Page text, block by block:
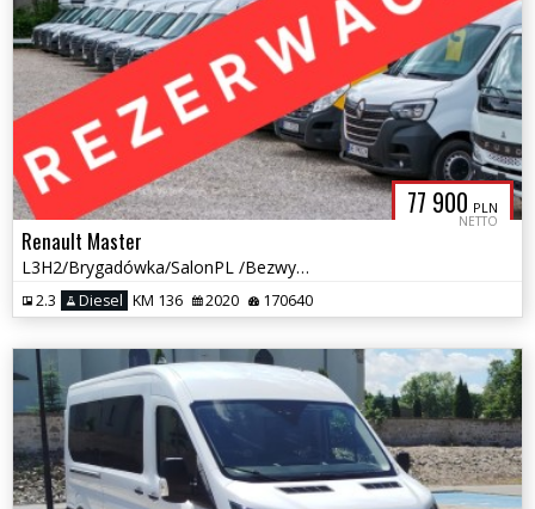
77 900 PLN
NETTO
Renault Master
L3H2/Brygadówka/SalonPL /Bezwypadkowy/7osobowy/Gwarancja
2.3 Diesel KM 136 2020 170640